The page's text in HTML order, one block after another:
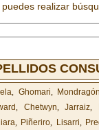
realizar
, Ghomari,
, Chetwyn,Jarraiz,
, Piñeriro, Lisarri,